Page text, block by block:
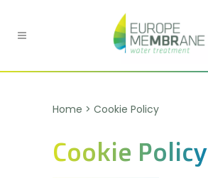
Home > Cookie Policy
Cookie Policy